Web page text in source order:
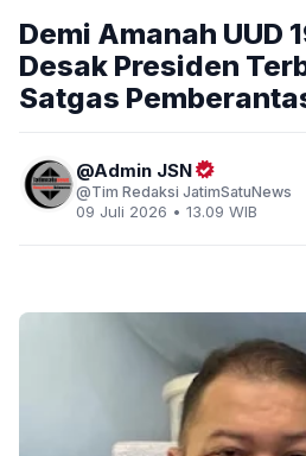
Demi Amanah UUD
Desak Presiden
Satgas
Admin JSN
Tim Redaksi JatimSatuNews
09 Juli 2026 • 13.09 WIB